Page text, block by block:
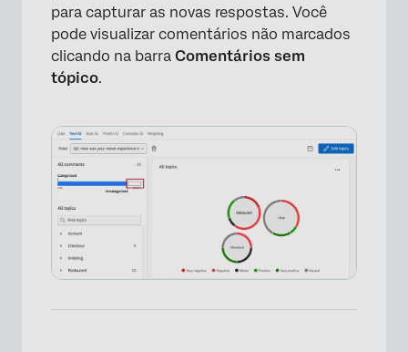
para capturar as novas respostas. Você
pode visualizar comentários não marcados
clicando na barra Comentários sem
tópico.